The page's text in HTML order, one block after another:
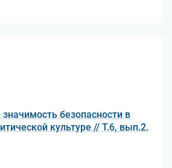
безопасности в
культуре // Т.6, вып.2.